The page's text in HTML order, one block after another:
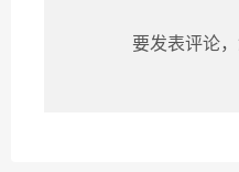
要发表评论